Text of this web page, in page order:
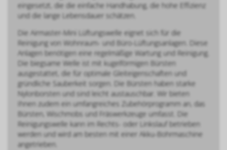
eingesetzt, die die einfache Handhabung, die hohe Effizienz
und die lange Lebensdauer schätzen.
Die Airmaster-Mini Lüftungswelle eignet sich für die
Reinigung von Wohnraum- und Büro-Lüftungsanlagen. Diese
Anlagen benötigen eine regelmäßige Wartung und Reinigung.
Die biegsame Welle ist mit kugelförmigen Bürsten
ausgestattet, die für optimale Gleiteigenschaften und
gründliche Sauberkeit sorgen. Die Bürsten haben starke
Nylonborsten und sind leicht austauschbar. Wir bieten
Ihnen zudem ein umfangreiches Zubehörprogramm an, das
Bürsten, Wischmobs und Fräswerkzeuge umfasst. Die
Reinigungswelle kann im Rechts- oder Linkslauf betrieben
werden und wird am besten mit einer Akku-Bohrmaschine
angetrieben.